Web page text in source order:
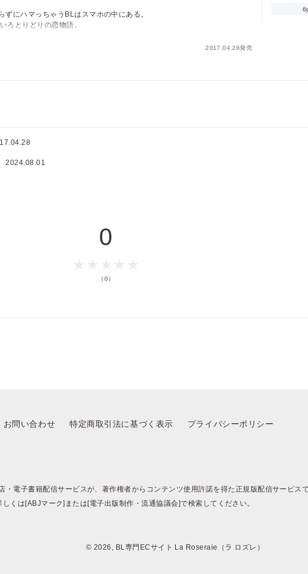
ずにハマっちゃうBLはスマホの中にある。
ろとりどりの恋物語。
・シガレット」vol.4
ソディ」vol.2
2017.04.28発売
2024.08.01
0
（0）
お問い合わせ 特定商取引法に基づく表示 プライバシーポリシー
・電子書籍配信サービスが、著作権者からコンテンツ使用許諾を得た正規版配信サービス
くは[ABJマーク]または[電子出版制作・流通協議会]で検索してください。
© 2026, BL専門ECサイト La Roseraie（ラ ロズレ）
ポイントを消費して購入するにはログイン・会員登録が必要で